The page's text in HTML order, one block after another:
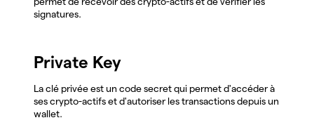
signatures.
Private Key
La clé privée est un code secret qui permet d'accéder à
ses crypto-actifs et d'autoriser les transactions depuis un
wallet.